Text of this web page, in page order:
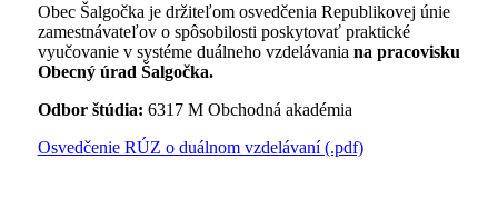
Obec Šalgočka je držiteľom osvedčenia Republikovej únie
zamestnávateľov o spôsobilosti poskytovať praktické
vyučovanie v systéme duálneho vzdelávania na pracovisku
Obecný úrad Šalgočka.
Odbor štúdia: 6317 M Obchodná akadémia
Osvedčenie RÚZ o duálnom vzdelávaní (.pdf)